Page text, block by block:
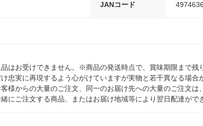
JANコード
はお受けできません。※商品の発送時点で、賞味期限まで
忠実に再現するよう心がけていますが実物と若干異なる場
様からの大量のご注文、同一のお届け先への大量のご注文は
にご注文する商品、またはお届け地域等により翌日配達がで